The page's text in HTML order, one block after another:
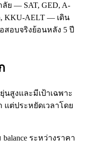
ย — SAT, GED, A-
KKU-AELT — เดิน
สอบจริงย้อนหลัง 5 ปี
สูงและมีเป้าเฉพาะ
แต่ประหยัดเวลาโดย
ระหว่างราคา